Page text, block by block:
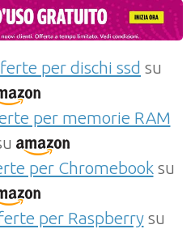
per dischi ssd su
per memorie RAM
per Chromebooksu
per Raspberrysu